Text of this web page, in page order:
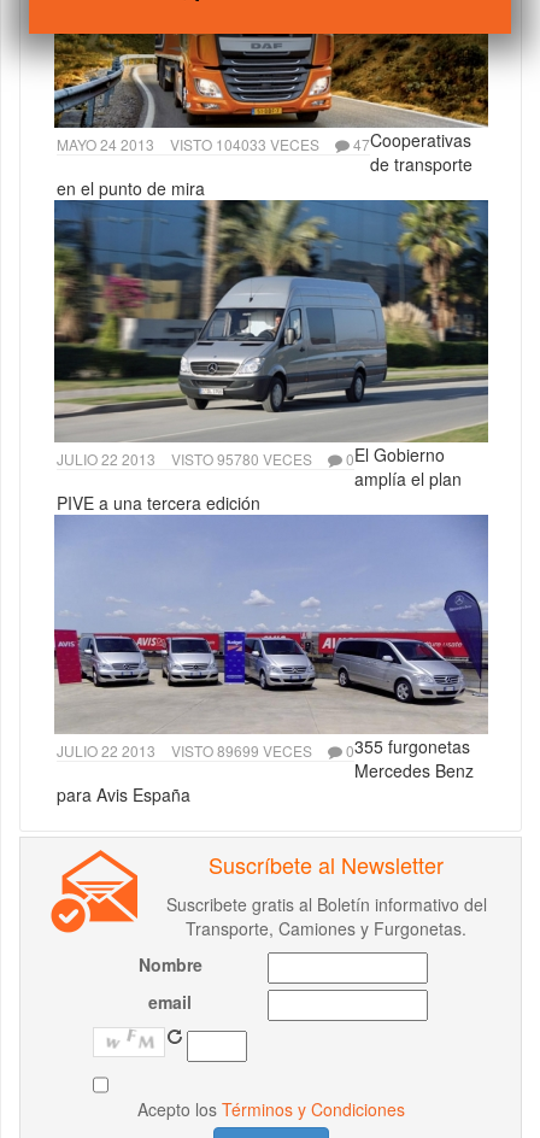
MAYO 24 2013 VISTO 104033 VECES 47Cooperativas
de transporte
en el punto de mira
JULIO 22 2013 VISTO 95780 VECES 0El Gobierno
amplía el plan
PIVE a una tercera edición
JULIO 22 2013 VISTO 89699 VECES 0355 furgonetas
Mercedes Benz
para Avis España
Suscríbete al Newsletter
Suscribete gratis al Boletín informativo del
Transporte, Camiones y Furgonetas.
Nombre
email
Acepto los Términos y Condiciones